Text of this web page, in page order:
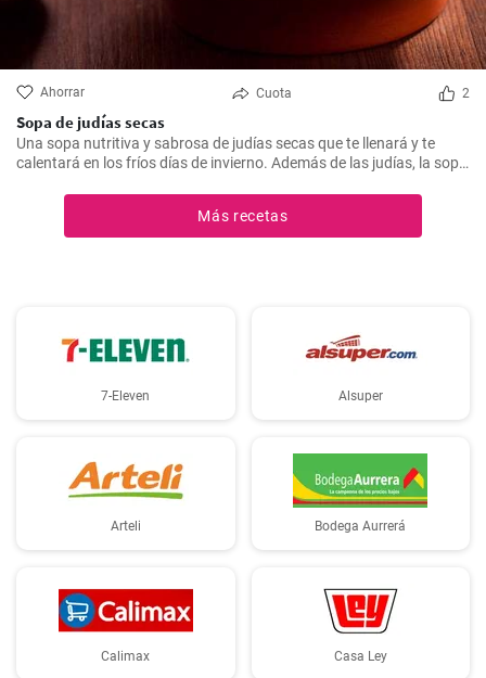
Ahorrar Cuota 2
Sopa de judías secas
Una sopa nutritiva y sabrosa de judías secas que te llenará y te
calentará en los fríos días de invierno. Además de las judías, la sopa
sabor y aroma.
Más recetas
7-Eleven Alsuper
Arteli Bodega Aurrerá
Calimax Casa Ley